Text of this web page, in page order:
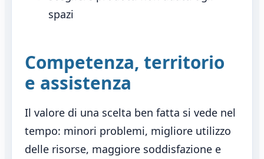
spazi
Competenza, territorio
e assistenza
Il valore di una scelta ben fatta si vede nel
tempo: minori problemi, migliore utilizzo
delle risorse, maggiore soddisfazione e